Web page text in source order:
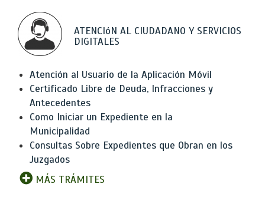
ATENCIóN AL CIUDADANO Y SERVICIOS
DIGITALES
Atención al Usuario de la Aplicación Móvil
Certificado Libre de Deuda, Infracciones y
Antecedentes
Como Iniciar un Expediente en la
Municipalidad
Consultas Sobre Expedientes que Obran en los
Juzgados
MÁS TRÁMITES